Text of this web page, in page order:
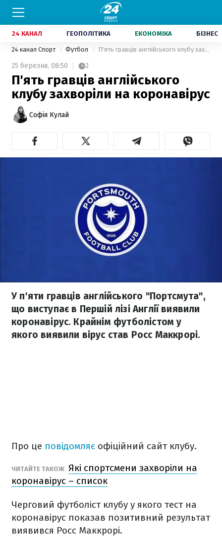
24 КАНАЛ ГЕОПОЛІТИКА ЕКОНОМІКА БІЗНЕС
24 канал Спорт Футбол П'ять гравців англійського клубу захворіли на коронавірус
25 березня, 08:50 2
П'ять гравців англійського
клубу захворіли на коронавірус
Софія Кулай
У п'яти гравців англійського "Портсмута",
що виступає в Першій лізі Англії виявили
коронавірус. Крайнім футболістом у
якого виявили вірус став Росс Маккрорі.
Про це повідомляє офіційний сайт клубу.
ЧИТАЙТЕ ТАКОЖ Які спортсмени захворіли на
коронавірус – список
Черговий футболіст клубу у якого тест на
коронавірус показав позитивний результат
виявився Росс Маккрорі.